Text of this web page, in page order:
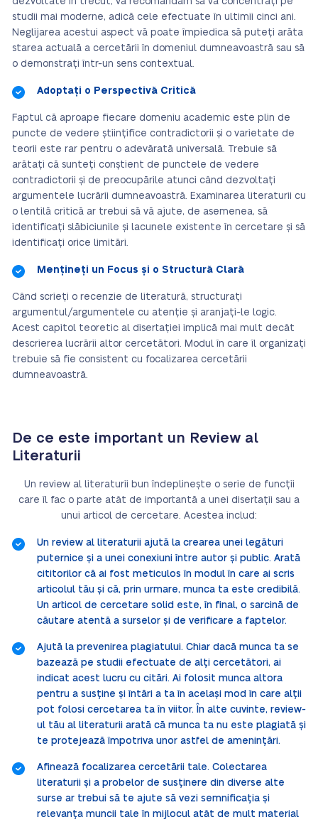
studii mai moderne, adică cele efectuate în ultimii cinci ani.
Neglijarea acestui aspect vă poate împiedica să puteți arăta
starea actuală a cercetării în domeniul dumneavoastră sau să
o demonstrați într-un sens contextual.
Adoptați o Perspectivă Critică
Faptul că aproape fiecare domeniu academic este plin de
puncte de vedere științifice contradictorii și o varietate de
teorii este rar pentru o adevărată universală. Trebuie să
arătați că sunteți conștient de punctele de vedere
contradictorii și de preocupările atunci când dezvoltați
argumentele lucrării dumneavoastră. Examinarea literaturii cu
o lentilă critică ar trebui să vă ajute, de asemenea, să
identificați slăbiciunile și lacunele existente în cercetare și să
identificați orice limitări.
Mențineți un Focus și o Structură Clară
Când scrieți o recenzie de literatură, structurați
argumentul/argumentele cu atenție și aranjați-le logic.
Acest capitol teoretic al disertației implică mai mult decât
descrierea lucrării altor cercetători. Modul în care îl organizați
trebuie să fie consistent cu focalizarea cercetării
dumneavoastră.
De ce este important un Review al
Literaturii
Un review al literaturii bun îndeplinește o serie de funcții
care îl fac o parte atât de importantă a unei disertații sau a
unui articol de cercetare. Acestea includ:
Un review al literaturii ajută la crearea unei legături
puternice și a unei conexiuni între autor și public. Arată
cititorilor că ai fost meticulos în modul în care ai scris
articolul tău și că, prin urmare, munca ta este credibilă.
Un articol de cercetare solid este, în final, o sarcină de
căutare atentă a surselor și de verificare a faptelor.
Ajută la prevenirea plagiatului. Chiar dacă munca ta se
bazează pe studii efectuate de alți cercetători, ai
indicat acest lucru cu citări. Ai folosit munca altora
pentru a susține și întări a ta în același mod în care alții
pot folosi cercetarea ta în viitor. În alte cuvinte, review-
ul tău al literaturii arată că munca ta nu este plagiată și
te protejează împotriva unor astfel de amenințări.
Afinează focalizarea cercetării tale. Colectarea
literaturii și a probelor de susținere din diverse alte
surse ar trebui să te ajute să vezi semnificația și
relevanța muncii tale în mijlocul atât de mult material